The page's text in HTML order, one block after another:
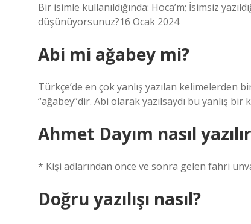
Bir isimle kullanıldığında: Hoca’m; İsimsiz
düşünüyorsunuz?16 Ocak 2024
Abi mi ağabey mi?
Türkçe’de en çok yanlış yazılan kelimelerden
“ağabey”dir. Abi olarak yazılsaydı bu yanlış bir
Ahmet Dayım nasıl
* Kişi adlarından önce ve sonra gelen fahri
Doğru yazılışı nasıl?